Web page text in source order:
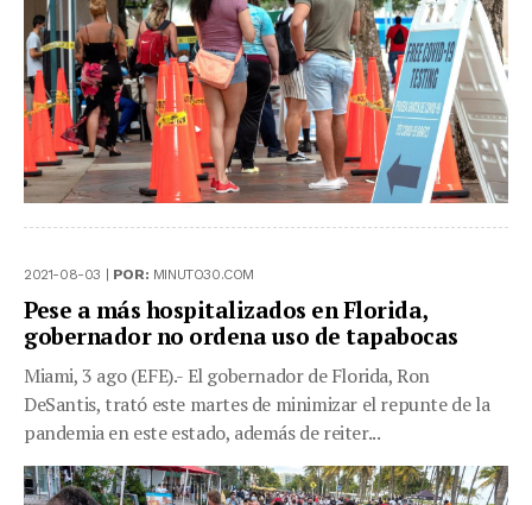
2021-08-03 | POR: MINUTO30.COM
Pese a más hospitalizados en Florida,
gobernador no ordena uso de tapabocas
Miami, 3 ago (EFE).- El gobernador de Florida, Ron
DeSantis, trató este martes de minimizar el repunte de la
pandemia en este estado, además de reiter...